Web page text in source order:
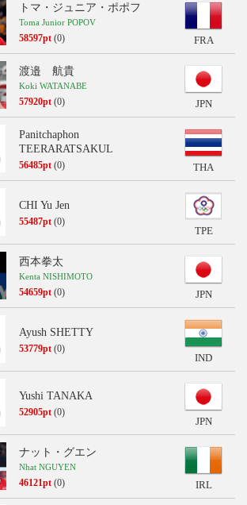
トマ・ジュニア・ポポフ
Toma Junior POPOV
58597pt (0) FRA
渡邉 航貴
Koki WATANABE
57920pt (0) JPN
Panitchaphon
TEERARATSAKUL
56485pt (0) THA
CHI Yu Jen
55487pt (0)
TPE
西本拳太
Kenta NISHIMOTO
54659pt (0) JPN
Ayush SHETTY
53779pt (0)
IND
Yushi TANAKA
52905pt (0)
JPN
ナット・グエン
Nhat NGUYEN
46121pt (0) IRL